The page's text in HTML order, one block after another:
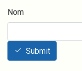
Nom
Submit